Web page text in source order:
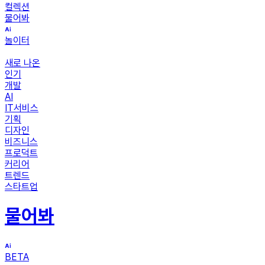
컬렉션
물어봐
놀이터
새로 나온
인기
개발
AI
IT서비스
기획
디자인
비즈니스
프로덕트
커리어
트렌드
스타트업
물어봐
BETA